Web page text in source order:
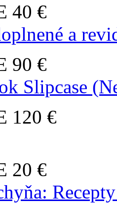
40 €
a
90 €
Slipcase
120 €
20 €